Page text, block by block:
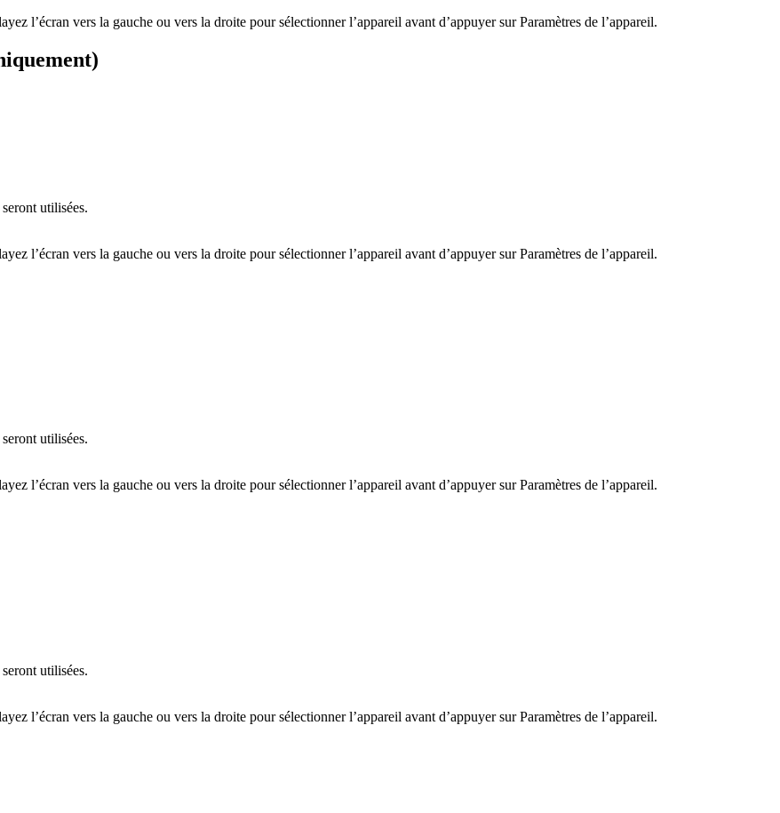
l’écran vers la gauche ou vers la droite pour sélectionner l’appareil avant d’appuyer surParamètres de l’appareil.
utilisées.
l’écran vers la gauche ou vers la droite pour sélectionner l’appareil avant d’appuyer surParamètres de l’appareil.
utilisées.
l’écran vers la gauche ou vers la droite pour sélectionner l’appareil avant d’appuyer surParamètres de l’appareil.
utilisées.
l’écran vers la gauche ou vers la droite pour sélectionner l’appareil avant d’appuyer surParamètres de l’appareil.